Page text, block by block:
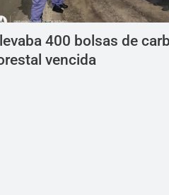
400 bolsas de
vencida